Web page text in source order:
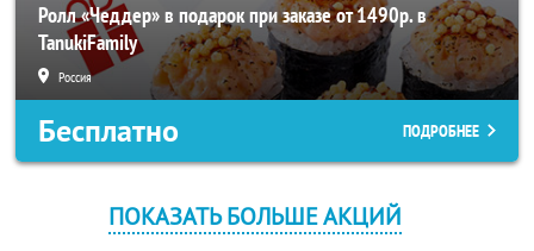
Ролл «Чеддер» в подарок при заказе от 1490р. в
TanukiFamily
Россия
Бесплатно ПОДРОБНЕЕ
ПОКАЗАТЬ БОЛЬШЕ АКЦИЙ